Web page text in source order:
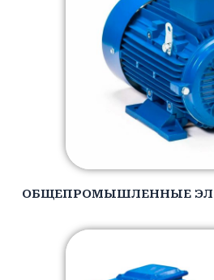
ОБЩЕПРОМЫШЛЕННЫЕ